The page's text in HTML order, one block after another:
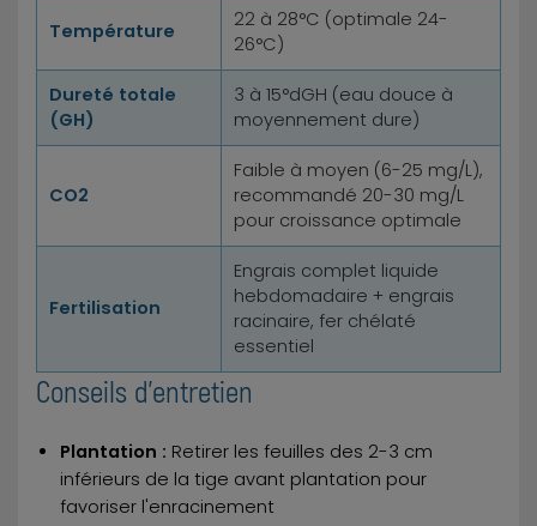
Température
22 à 28°C (optimale 24-
26°C)
Dureté totale
(GH)
3 à 15°dGH (eau douce à
moyennement dure)
CO2
Faible à moyen (6-25 mg/L),
recommandé 20-30 mg/L
pour croissance optimale
Fertilisation
Engrais complet liquide
hebdomadaire + engrais
racinaire, fer chélaté
essentiel
Conseils d'entretien
Plantation : Retirer les feuilles des 2-3 cm
inférieurs de la tige avant plantation pour
favoriser l'enracinement